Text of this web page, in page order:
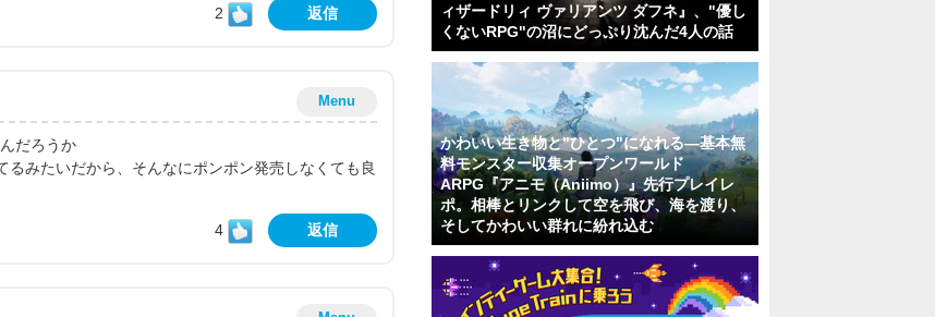
2 返信
Menu
だろうか
みたいだから、そんなにポンポン発売しなくても良
4 返信
ィザードリィ ヴァリアンツ ダフネ』、"優し
くないRPG"の沼にどっぷり沈んだ4人の話
かわいい生き物と"ひとつ"になれる―基本無
料モンスター収集オープンワールド
ARPG『アニモ（Aniimo）』先行プレイレ
ポ。相棒とリンクして空を飛び、海を渡り、
そしてかわいい群れに紛れ込む